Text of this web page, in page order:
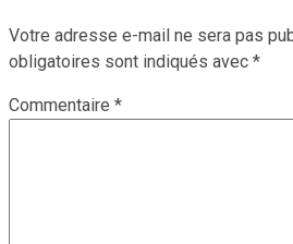
Votre adresse e-mail ne sera pas
obligatoires sont indiqués avec *
Commentaire *